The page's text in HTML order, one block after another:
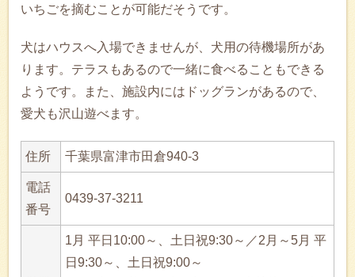
いちごを摘むことが可能だそうです。
犬はハウスへ入場できませんが、犬用の待機場所があ
ります。テラスもあるので一緒に食べることもできる
ようです。また、施設内にはドッグランがあるので、
愛犬も沢山遊べます。
住所 千葉県富津市田倉940-3
電話
番号
0439-37-3211
1月 平日10:00～、土日祝9:30～／2月～5月 平
日9:30～、土日祝9:00～